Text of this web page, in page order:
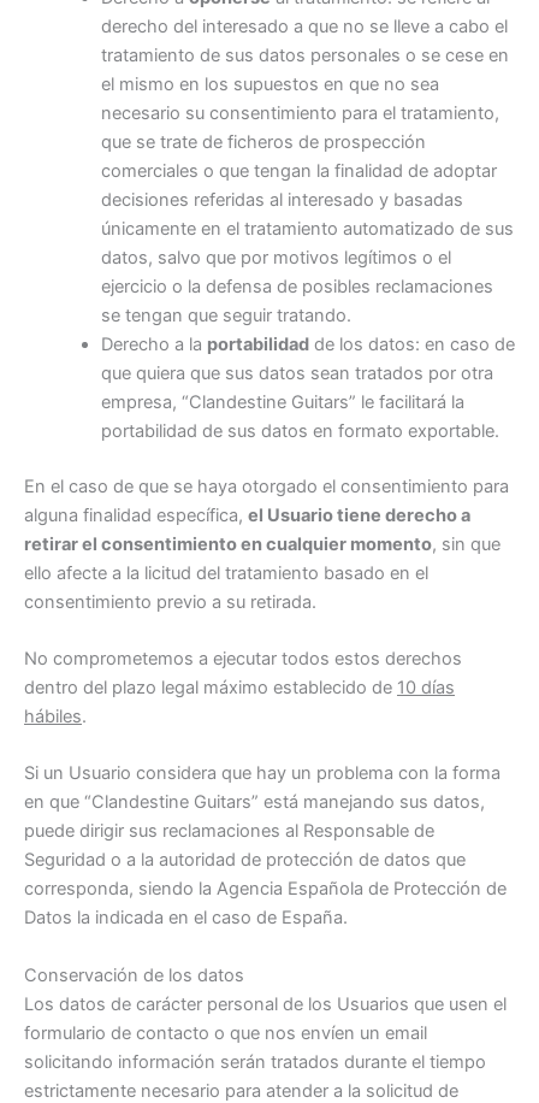
derecho del interesado a que no se lleve a cabo el
tratamiento de sus datos personales o se cese en
el mismo en los supuestos en que no sea
necesario su consentimiento para el tratamiento,
que se trate de ficheros de prospección
comerciales o que tengan la finalidad de adoptar
decisiones referidas al interesado y basadas
únicamente en el tratamiento automatizado de sus
datos, salvo que por motivos legítimos o el
ejercicio o la defensa de posibles reclamaciones
se tengan que seguir tratando.
Derecho a la portabilidadde los datos: en caso de
que quiera que sus datos sean tratados por otra
empresa, “Clandestine Guitars” le facilitará la
portabilidad de sus datos en formato exportable.
En el caso de que se haya otorgado el consentimiento para
alguna finalidad específica, el Usuario tiene derecho a
retirar el consentimiento en cualquier momento, sin que
ello afecte a la licitud del tratamiento basado en el
consentimiento previo a su retirada.
No comprometemos a ejecutar todos estos derechos
dentro del plazo legal máximo establecido de 10 días
hábiles.
Si un Usuario considera que hay un problema con la forma
en que “Clandestine Guitars” está manejando sus datos,
puede dirigir sus reclamaciones al Responsable de
Seguridad o a la autoridad de protección de datos que
corresponda, siendo la Agencia Española de Protección de
Datos la indicada en el caso de España.
Conservación de los datos
Los datos de carácter personal de los Usuarios que usen el
formulario de contacto o que nos envíen un email
solicitando información serán tratados durante el tiempo
estrictamente necesario para atender a la solicitud de